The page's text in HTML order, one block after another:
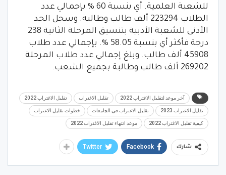
للشعبة العلمية. أي بنسبة 60 % بإجمالي عدد
الطلاب 223294 ألف طالب وطالبة. وسجل الحد
الأدنى للشعبة الأدبية بتنسيق المرحلة الثانية 238
درجة فأكثر أي بنسبة 58.05 %. بإجمالي عدد طلاب
45908 ألف طالب. وبلغ إجمالي عدد طلاب المرحلة
269202 ألف طالب وطالبة بجميع الشعب.
آخر موعد لتقليل الاغتراب 2022 تقليل الاغتراب تقليل الاغتراب 2022
تقليل الاغتراب 2023 تقليل الاغتراب في الجامعات خطوات تقليل الاغتراب
كيفية تقليل الاغتراب 2022 موعد انتهاء تقليل الاغتراب 2022
شارك Facebook
Twitter